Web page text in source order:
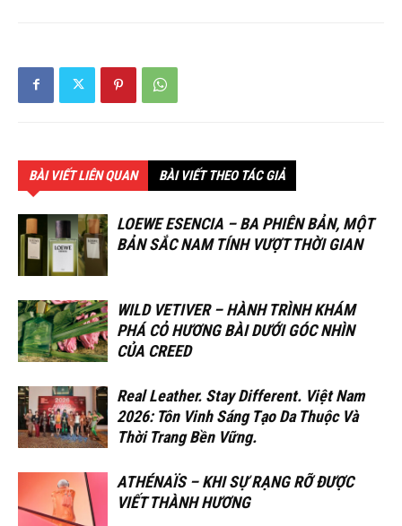
BÀI VIẾT LIÊN QUAN BÀI VIẾT THEO TÁC GIẢ
LOEWE ESENCIA – BA PHIÊN BẢN, MỘT
BẢN SẮC NAM TÍNH VƯỢT THỜI GIAN
WILD VETIVER – HÀNH TRÌNH KHÁM
PHÁ CỎ HƯƠNG BÀI DƯỚI GÓC NHÌN
CỦA CREED
Real Leather. Stay Different. Việt Nam
2026: Tôn Vinh Sáng Tạo Da Thuộc Và
Thời Trang Bền Vững.
ATHÉNAÏS – KHI SỰ RẠNG RỠ ĐƯỢC
VIẾT THÀNH HƯƠNG